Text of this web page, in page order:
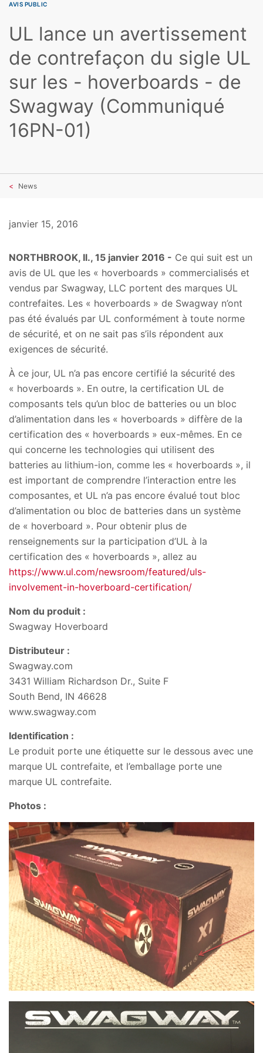
AVIS PUBLIC
UL lance un avertissement
de contrefaçon du sigle UL
sur les - hoverboards - de
Swagway (Communiqué
16PN-01)
News
janvier 15, 2016
NORTHBROOK, Il., 15 janvier 2016 - Ce qui suit est un
avis de UL que les « hoverboards » commercialisés et
vendus par Swagway, LLC portent des marques UL
contrefaites. Les « hoverboards » de Swagway n’ont
pas été évalués par UL conformément à toute norme
de sécurité, et on ne sait pas s’ils répondent aux
exigences de sécurité.
À ce jour, UL n’a pas encore certifié la sécurité des
« hoverboards ». En outre, la certification UL de
composants tels qu’un bloc de batteries ou un bloc
d’alimentation dans les « hoverboards » diffère de la
certification des « hoverboards » eux-mêmes. En ce
qui concerne les technologies qui utilisent des
batteries au lithium-ion, comme les « hoverboards », il
est important de comprendre l’interaction entre les
composantes, et UL n’a pas encore évalué tout bloc
d’alimentation ou bloc de batteries dans un système
de « hoverboard ». Pour obtenir plus de
renseignements sur la participation d’UL à la
certification des « hoverboards », allez au
https://www.ul.com/newsroom/featured/uls-
involvement-in-hoverboard-certification/
Nom du produit :
Swagway Hoverboard
Distributeur :
Swagway.com
3431 William Richardson Dr., Suite F
South Bend, IN 46628
www.swagway.com
Identification :
Le produit porte une étiquette sur le dessous avec une
marque UL contrefaite, et l’emballage porte une
marque UL contrefaite.
Photos :